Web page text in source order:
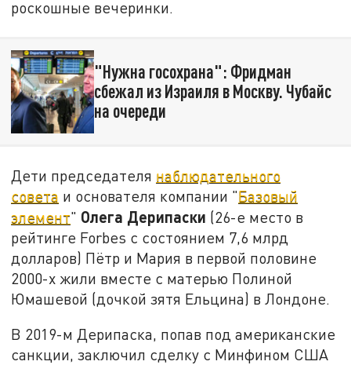
роскошные вечеринки.
"Нужна госохрана": Фридман
сбежал из Израиля в Москву. Чубайс
на очереди
Дети председателя наблюдательного
совета и основателя компании "Базовый
элемент" Олега Дерипаски (26-е место в
рейтинге Forbes с состоянием 7,6 млрд
долларов) Пётр и Мария в первой половине
2000-х жили вместе с матерью Полиной
Юмашевой (дочкой зятя Ельцина) в Лондоне.
В 2019-м Дерипаска, попав под американские
санкции, заключил сделку с Минфином США